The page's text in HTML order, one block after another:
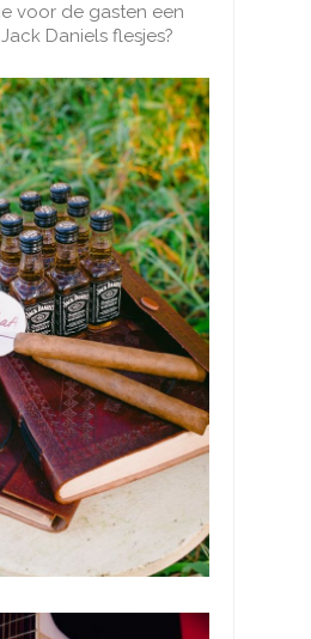
voor de gasten een
Daniels flesjes?